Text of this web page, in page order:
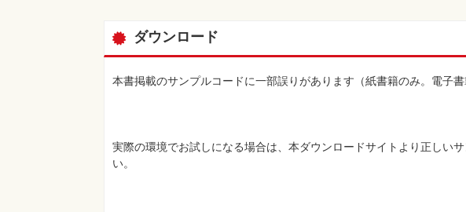
ダウンロード
本書掲載のサンプルコードに一部誤りがあります（紙書籍のみ。電子書
実際の環境でお試しになる場合は、本ダウンロードサイトより正しい
い。